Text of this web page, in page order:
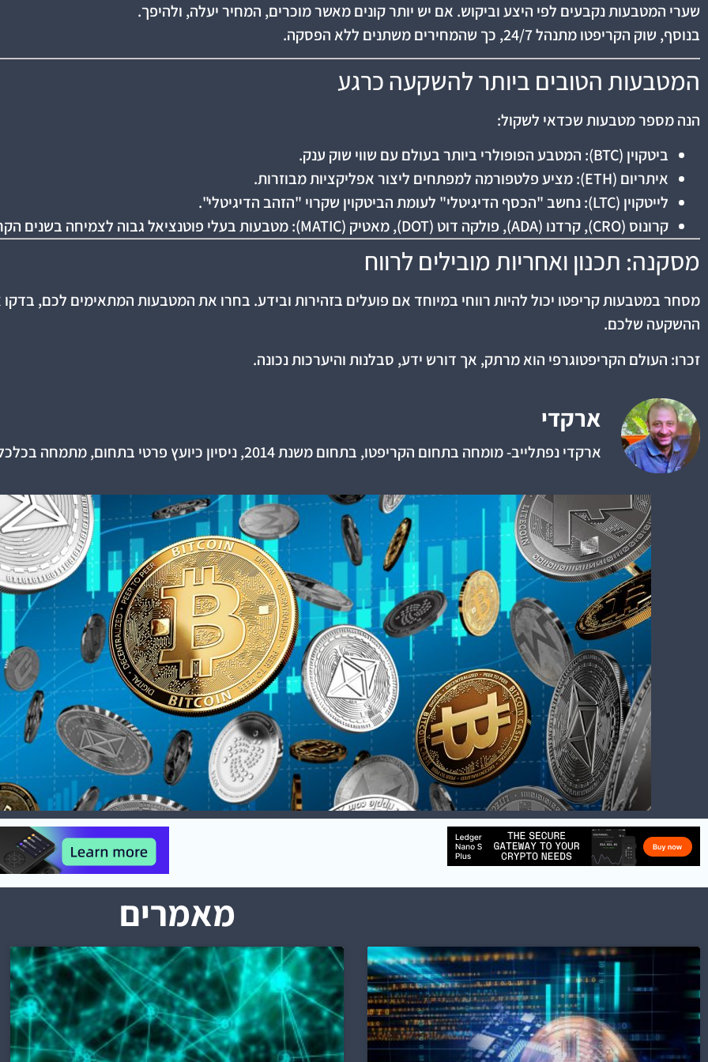
שערי המטבעות נקבעים לפי היצע וביקוש. אם יש יותר קונים מאשר מוכרים, המחיר יעלה, ולהיפך.
בנוסף, שוק הקריפטו מתנהל 24/7, כך שהמחירים משתנים ללא הפסקה.
המטבעות הטובים ביותר להשקעה כרגע
הנה מספר מטבעות שכדאי לשקול:
ביטקוין (BTC): המטבע הפופולרי ביותר בעולם עם שווי שוק ענק.
איתריום (ETH): מציע פלטפורמה למפתחים ליצור אפליקציות מבוזרות.
לייטקוין (LTC): נחשב "הכסף הדיגיטלי" לעומת הביטקוין שקרוי "הזהב הדיגיטלי".
קרונוס (CRO), קרדנו (ADA), פולקה דוט (DOT), מאטיק (MATIC): מטבעות בעלי פוטנציאל גבוה לצמיחה בשנים הקרובות.
מסקנה: תכנון ואחריות מובילים לרווח
מסחר במטבעות קריפטו יכול להיות רווחי במיוחד אם פועלים בזהירות ובידע. בחרו את המטבעות המתאימים לכם,
ההשקעה שלכם.
זכרו: העולם הקריפטוגרפי הוא מרתק, אך דורש ידע, סבלנות והיערכות נכונה.
ארקדי
ארקדי נפתלייב- מומחה בתחום הקריפטו, בתחום משנת 2014, ניסיון כיועץ פרטי בתחום, מתמחה בכלכלה מבוזרת, והשקעות בתחום הפיננסים מבוזרים defi
מאמרים